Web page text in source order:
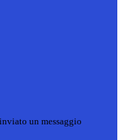
un messaggio